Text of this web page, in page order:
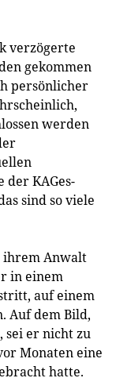
verzögerte
gekommen
persönlicher
werden
der KAGes-
sind so viele
ihrem Anwalt
in einem
auf einem
Auf dem Bild,
sei er nicht zu
Monaten eine
hatte.